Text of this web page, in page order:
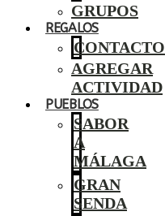
GRUPOS
REGALOS
CONTACTO
AGREGAR
ACTIVIDAD
PUEBLOS
SABOR
A
MÁLAGA
GRAN
SENDA